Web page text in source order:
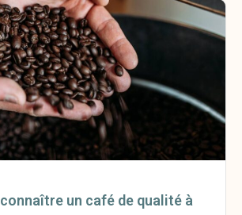
un café de qualité à